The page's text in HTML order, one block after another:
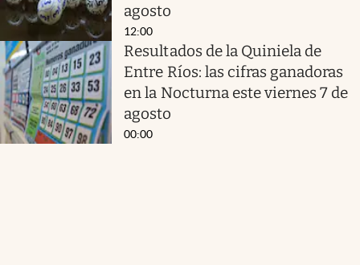
agosto
12:00
Resultados de la Quiniela de
Entre Ríos: las cifras ganadoras
en la Nocturna este viernes 7 de
agosto
00:00